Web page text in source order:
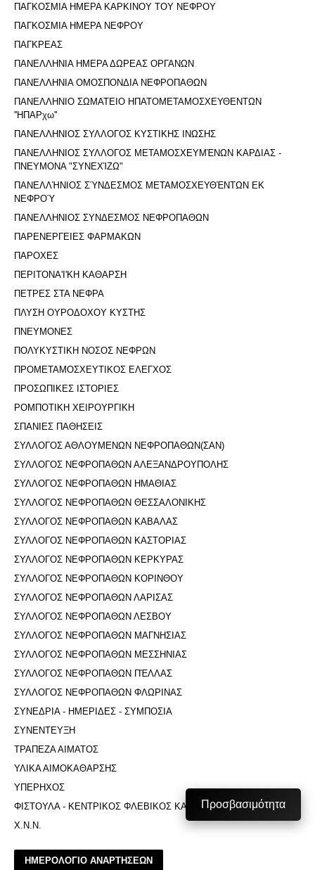
ΠΑΓΚΟΣΜΙΑ ΗΜΕΡΑ ΚΑΡΚΙΝΟΥ ΤΟΥ ΝΕΦΡΟΥ
ΠΑΓΚΟΣΜΙΑ ΗΜΕΡΑ ΝΕΦΡΟΥ
ΠΑΓΚΡΕΑΣ
ΠΑΝΕΛΛΗΝΙΑ ΗΜΕΡΑ ΔΩΡΕΑΣ ΟΡΓΑΝΩΝ
ΠΑΝΕΛΛΗΝΙΑ ΟΜΟΣΠΟΝΔΙΑ ΝΕΦΡΟΠΑΘΩΝ
ΠΑΝΕΛΛΗΝΙΟ ΣΩΜΑΤΕΙΟ ΗΠΑΤΟΜΕΤΑΜΟΣΧΕΥΘΕΝΤΩΝ
''ΗΠΑΡχω''
ΠΑΝΕΛΛΗΝΙΟΣ ΣΥΛΛΟΓΟΣ ΚΥΣΤΙΚΗΣ ΙΝΩΣΗΣ
ΠΑΝΕΛΛΗΝΙΟΣ ΣΥΛΛΟΓΟΣ ΜΕΤΑΜΟΣΧΕΥΜΈΝΩΝ ΚΑΡΔΙΑΣ -
ΠΝΕΥΜΟΝΑ "ΣΥΝΕΧΊΖΩ"
ΠΑΝΕΛΛΉΝΙΟΣ ΣΎΝΔΕΣΜΟΣ ΜΕΤΑΜΟΣΧΕΥΘΈΝΤΩΝ ΕΚ
ΝΕΦΡΟΎ
ΠΑΝΕΛΛΗΝΙΟΣ ΣΥΝΔΕΣΜΟΣ ΝΕΦΡΟΠΑΘΩΝ
ΠΑΡΕΝΕΡΓΕΙΕΣ ΦΑΡΜΑΚΩΝ
ΠΑΡΟΧΕΣ
ΠΕΡΙΤΟΝΑ'I'ΚΗ ΚΑΘΑΡΣΗ
ΠΕΤΡΕΣ ΣΤΑ ΝΕΦΡΑ
ΠΛΥΣΗ ΟΥΡΟΔΟΧΟΥ ΚΥΣΤΗΣ
ΠΝΕΥΜΟΝΕΣ
ΠΟΛΥΚΥΣΤΙΚΗ ΝΟΣΟΣ ΝΕΦΡΩΝ
ΠΡΟΜΕΤΑΜΟΣΧΕΥΤΙΚΟΣ ΕΛΕΓΧΟΣ
ΠΡΟΣΩΠΙΚΕΣ ΙΣΤΟΡΙΕΣ
ΡΟΜΠΟΤΙΚΗ ΧΕΙΡΟΥΡΓΙΚΗ
ΣΠΑΝΙΕΣ ΠΑΘΗΣΕΙΣ
ΣΥΛΛΟΓΟΣ ΑΘΛΟΥΜΕΝΩΝ ΝΕΦΡΟΠΑΘΩΝ(ΣΑΝ)
ΣΥΛΛΟΓΟΣ ΝΕΦΡΟΠΑΘΩΝ ΑΛΕΞΑΝΔΡΟΥΠΟΛΗΣ
ΣΥΛΛΟΓΟΣ ΝΕΦΡΟΠΑΘΩΝ ΗΜΑΘΙΑΣ
ΣΥΛΛΟΓΟΣ ΝΕΦΡΟΠΑΘΩΝ ΘΕΣΣΑΛΟΝΙΚΗΣ
ΣΥΛΛΟΓΟΣ ΝΕΦΡΟΠΑΘΩΝ ΚΑΒΑΛΑΣ
ΣΥΛΛΟΓΟΣ ΝΕΦΡΟΠΑΘΩΝ ΚΑΣΤΟΡΙΑΣ
ΣΥΛΛΟΓΟΣ ΝΕΦΡΟΠΑΘΩΝ ΚΕΡΚΥΡΑΣ
ΣΥΛΛΟΓΟΣ ΝΕΦΡΟΠΑΘΩΝ ΚΟΡΙΝΘΟΥ
ΣΥΛΛΟΓΟΣ ΝΕΦΡΟΠΑΘΩΝ ΛΑΡΙΣΑΣ
ΣΥΛΛΟΓΟΣ ΝΕΦΡΟΠΑΘΩΝ ΛΕΣΒΟΥ
ΣΥΛΛΟΓΟΣ ΝΕΦΡΟΠΑΘΩΝ ΜΑΓΝΗΣΙΑΣ
ΣΥΛΛΟΓΟΣ ΝΕΦΡΟΠΑΘΩΝ ΜΕΣΣΗΝΙΑΣ
ΣΥΛΛΟΓΟΣ ΝΕΦΡΟΠΑΘΩΝ ΠΈΛΛΑΣ
ΣΥΛΛΟΓΟΣ ΝΕΦΡΟΠΑΘΩΝ ΦΛΩΡΙΝΑΣ
ΣΥΝΕΔΡΙΑ - ΗΜΕΡΙΔΕΣ - ΣΥΜΠΟΣΙΑ
ΣΥΝΕΝΤΕΥΞΗ
ΤΡΑΠΕΖΑ ΑΙΜΑΤΟΣ
ΥΛΙΚΑ ΑΙΜΟΚΑΘΑΡΣΗΣ
ΥΠΕΡΗΧΟΣ
ΦΙΣΤΟΥΛΑ - ΚΕΝΤΡΙΚΟΣ ΦΛΕΒΙΚΟΣ ΚΑΘΕΤΗΡΑΣ
Χ.Ν.Ν.
ΗΜΕΡΟΛΟΓΙΟ ΑΝΑΡΤΗΣΕΩΝ
Προσβασιμότητα